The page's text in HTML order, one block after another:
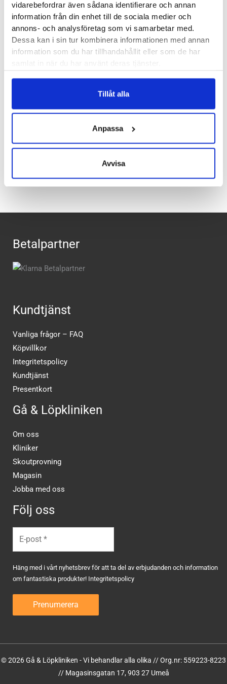
vidarebefordrar även sådana identifierare och annan
information från din enhet till de sociala medier och
annons- och analysföretag som vi samarbetar med.
Dessa kan i sin tur kombinera informationen med annan
information som du har tillhandahållit eller som de har
samlat in när du har använt deras tjänster.
Tillåt alla
Anpassa
Avvisa
Maurten Drink Mix 160
Box 18 portionspåsar
463 kr
Maurten Solid C 160 –
Box med 12 Bars
370kr
Betalpartner
Kundtjänst
Vanliga frågor – FAQ
Köpvillkor
Integritetspolicy
Kundtjänst
Presentkort
Gå & Löpkliniken
Om oss
Kliniker
Skoutprovning
Magasin
Jobba med oss
Följ oss
Häng med i vårt nyhetsbrev för att ta del av erbjudanden och information
om fantastiska produkter! Integritetspolicy
© 2026 Gå & Löpkliniken - Vi behandlar alla olika // Org.nr: 559223-8223
// Magasinsgatan 17, 903 27 Umeå